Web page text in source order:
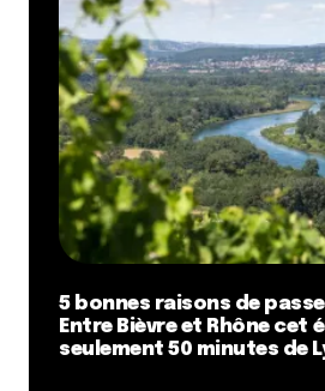
5 bonnes raisons de
Entre Bièvre et Rhône cet
seulement 50 minutes de